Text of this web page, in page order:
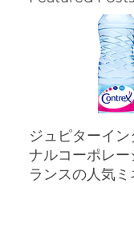
ジュピターイン
ナルコーポレー
ランスの人気